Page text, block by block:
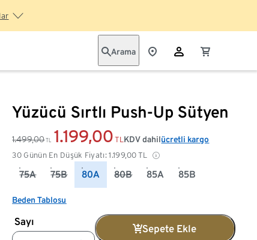
Arama
Yüzücü Sırtlı Push-Up Sütyen
1.499,00 TL 1.199,00 TL
30 Günün En Düşük Fiyatı: 1.199,00 TL
KDV dahilücretli kargo
75A 75B 80A 80B 85A 85B
Beden Tablosu
Sayı
Sepete Ekle